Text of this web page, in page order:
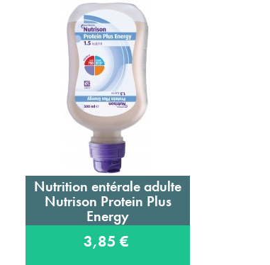
Ajouter au panier
Nutrition entérale adulte
Nutrison Protein Plus
Energy
3,85 €